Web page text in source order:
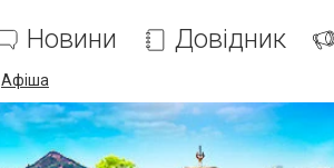
Новини Довідник
Афіша